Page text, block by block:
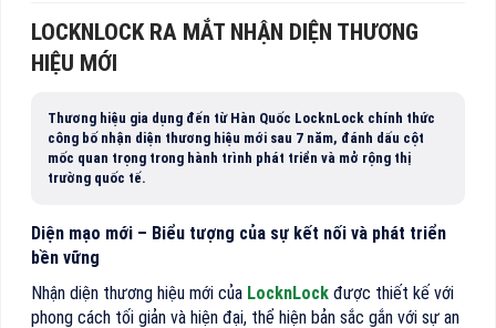
LOCKNLOCK RA MẮT NHẬN DIỆN THƯƠNG
HIỆU MỚI
Thương hiệu gia dụng đến từ Hàn Quốc LocknLock chính thức
công bố nhận diện thương hiệu mới sau 7 năm, đánh dấu cột
mốc quan trọng trong hành trình phát triển và mở rộng thị
trường quốc tế.
Diện mạo mới – Biểu tượng của sự kết nối và phát triển
bền vững
Nhận diện thương hiệu mới của LocknLock được thiết kế với
phong cách tối giản và hiện đại, thể hiện bản sắc gắn với sự an